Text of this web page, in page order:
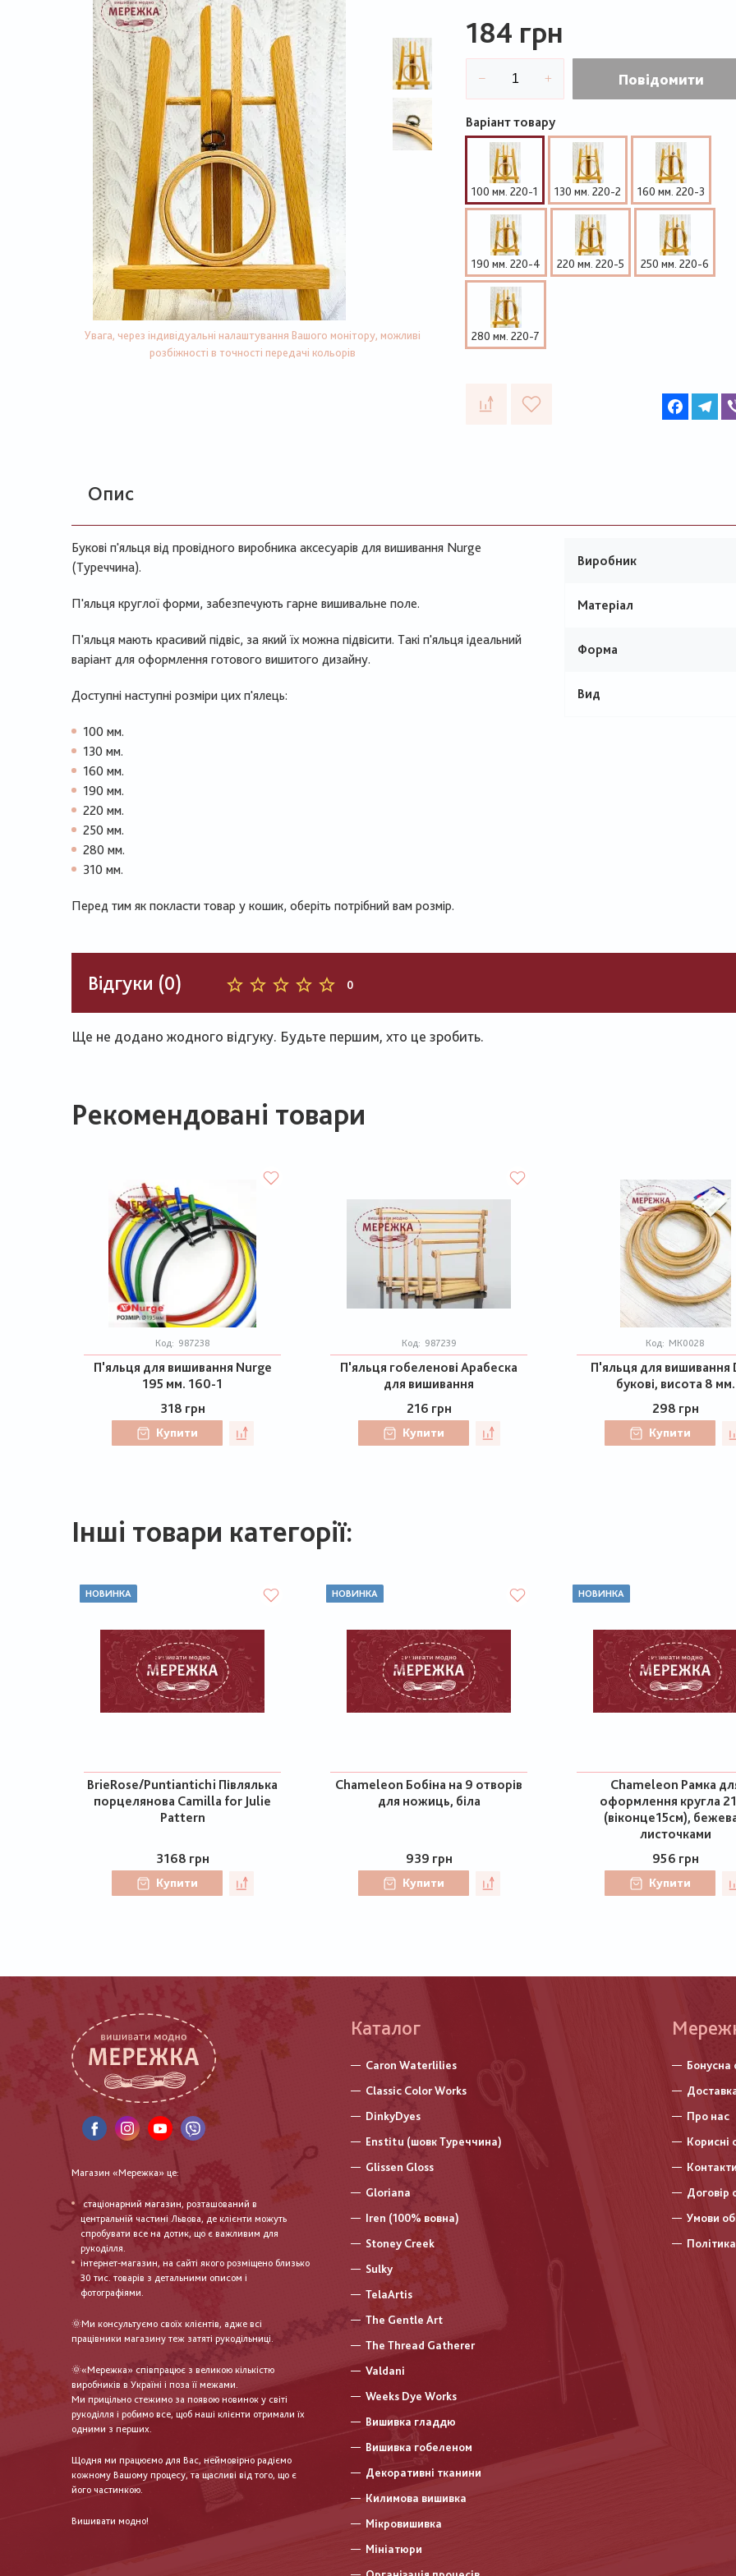
Увага, через індивідуальні налаштування Вашого монітору, можливі
розбіжності в точності передачі кольорів
184 грн
Повідомити
Варіант товару
100 мм. 220-1 130 мм. 220-2 160 мм. 220-3
190 мм. 220-4 220 мм. 220-5 250 мм. 220-6
280 мм. 220-7
Опис
Букові п'яльця від провідного виробника аксесуарів для вишивання Nurge
(Туреччина).
П'яльця круглої форми, забезпечують гарне вишивальне поле.
П'яльця мають красивий підвіс, за який їх можна підвісити. Такі п'яльця ідеальний
варіант для оформлення готового вишитого дизайну.
Доступні наступні розміри цих п'ялець:
100 мм.
130 мм.
160 мм.
190 мм.
220 мм.
250 мм.
280 мм.
310 мм.
Перед тим як покласти товар у кошик, оберіть потрібний вам розмір.
Виробник
Матеріал
Форма
Вид
Відгуки (0) 0
Ще не додано жодного відгуку. Будьте першим, хто це зробить.
Рекомендовані товари
Код: 987238
П'яльця для вишивання Nurge
195 мм. 160-1
318 грн
Купити
Код: 987239
П'яльця гобеленові Арабеска
для вишивання
216 грн
Купити
Код: МК0028
П'яльця для вишивання
букові, висота 8 мм.
298 грн
Купити
Інші товари категорії:
НОВИНКА
BrieRose/Puntiantichi Півлялька
порцелянова Camilla for Julie
Pattern
3168 грн
Купити
НОВИНКА
Chameleon Бобіна на 9 отворів
для ножиць, біла
939 грн
Купити
НОВИНКА
Chameleon Рамка
оформлення кругла
(віконце15см),
листочками
956 грн
Купити
Магазин «Мережка» це:
стаціонарний магазин, розташований в
центральній частині Львова, де клієнти можуть
спробувати все на дотик, що є важливим для
рукоділля.
інтернет-магазин, на сайті якого розміщено близько
30 тис. товарів з детальними описом і
фотографіями.
🌞Ми консультуємо своїх клієнтів, адже всі
працівники магазину теж затяті рукодільниці.
🌞«Мережка» співпрацює з великою кількістю
виробників в Україні і поза її межами.
Ми прицільно стежимо за появою новинок у світі
рукоділля і робимо все, щоб наші клієнти отримали їх
одними з перших.
Щодня ми працюємо для Вас, неймовірно радіємо
кожному Вашому процесу, та щасливі від того, що є
його частинкою.
Вишивати модно!
Каталог
Caron Waterlilies
Classic Color Works
DinkyDyes
Enstitu (шовк Туреччина)
Glissen Gloss
Gloriana
Iren (100% вовна)
Stoney Creek
Sulky
TelaArtis
The Gentle Art
The Thread Gatherer
Valdani
Weeks Dye Works
Вишивка гладдю
Вишивка гобеленом
Декоративні тканини
Килимова вишивка
Мікровишивка
Мініатюри
Меню
Бонусна
Про нас
Корисні
Контакти
Договір
Умови